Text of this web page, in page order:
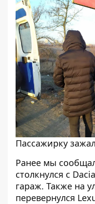
Пассажирку
Ранее мы
столкнулся с
гараж. Также на
перевернулся